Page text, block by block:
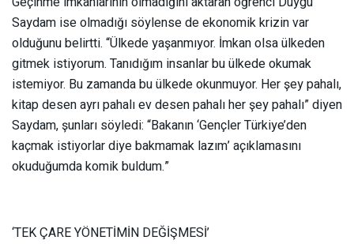
Saydam ise olmadığı söylense de ekonomik krizin var
olduğunu belirtti. “Ülkede yaşanmıyor. İmkan olsa ülkeden
gitmek istiyorum. Tanıdığım insanlar bu ülkede okumak
istemiyor. Bu zamanda bu ülkede okunmuyor. Her şey pahalı,
kitap desen ayrı pahalı ev desen pahalı her şey pahalı” diyen
Saydam, şunları söyledi: “Bakanın ‘Gençler Türkiye’den
kaçmak istiyorlar diye bakmamak lazım’ açıklamasını
okuduğumda komik buldum.”
‘TEK ÇARE YÖNETİMİN DEĞİŞMESİ’